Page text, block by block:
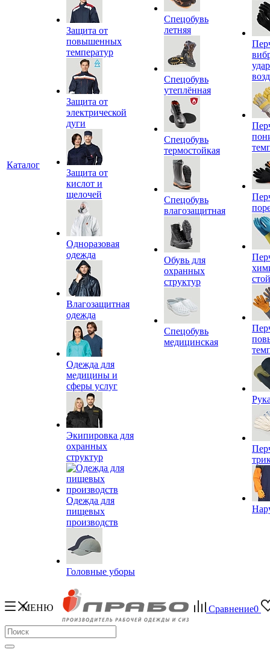
Каталог
Защита от
повышенных
температур
Защита от
электрической
дуги
Защита от
кислот и
щелочей
Одноразовая
одежда
Влагозащитная
одежда
Одежда для
медицины и
сферы услуг
Экипировка для
охранных
структур
Одежда для
пищевых
производств
Головные уборы
Спецобувь
летняя
Спецобувь
утеплённая
Спецобувь
термостойкая
Спецобувь
влагозащитная
Обувь для
охранных
структур
Спецобувь
медицинская
МЕНЮ Сравнение0